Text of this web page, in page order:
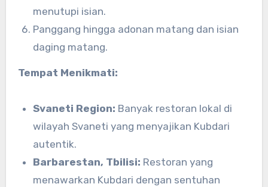
menutupi isian.
Panggang hingga adonan matang dan isian
daging matang.
Tempat Menikmati:
Svaneti Region: Banyak restoran lokal di
wilayah Svaneti yang menyajikan Kubdari
autentik.
Barbarestan, Tbilisi: Restoran yang
menawarkan Kubdari dengan sentuhan